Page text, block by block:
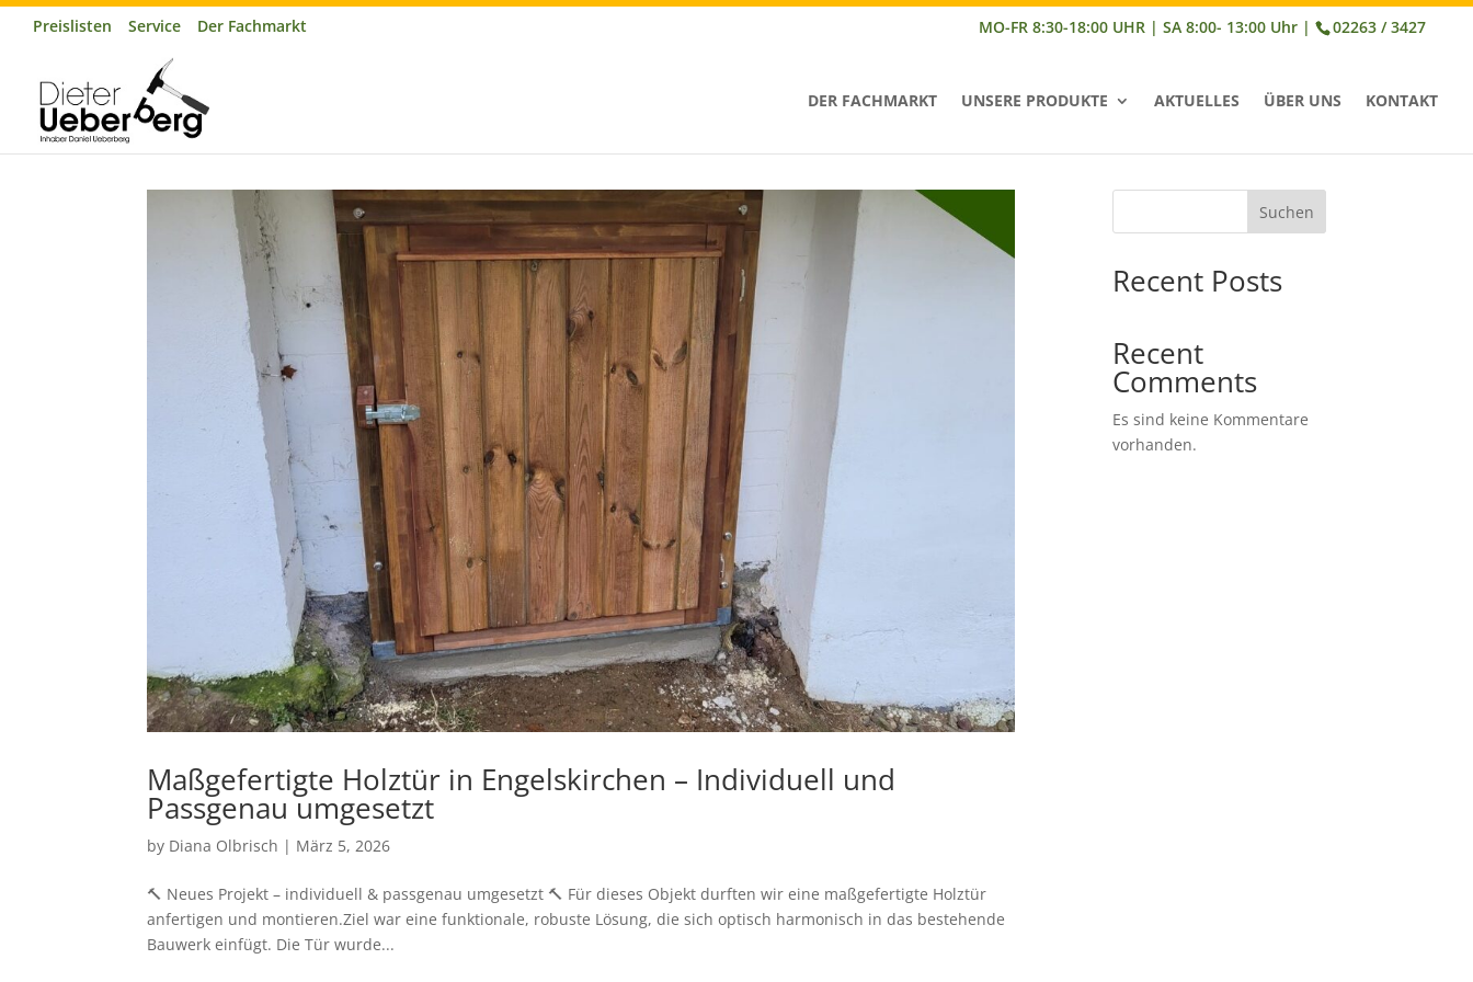
02263 / 3427
Preislisten Service Der Fachmarkt
DER FACHMARKT UNSERE PRODUKTE AKTUELLES ÜBER UNS KONTAKT
Maßgefertigte Holztür in Engelskirchen – Individuell und
Passgenau umgesetzt
by Diana Olbrisch | März 5, 2026
🔨 Neues Projekt – individuell & passgenau umgesetzt 🔨 Für dieses Objekt durften wir eine maßgefertigte Holztür
anfertigen und montieren.Ziel war eine funktionale, robuste Lösung, die sich optisch harmonisch in das bestehende
Bauwerk einfügt. Die Tür wurde...
Suchen
Recent Posts
Recent
Comments
Es sind keine Kommentare
vorhanden.